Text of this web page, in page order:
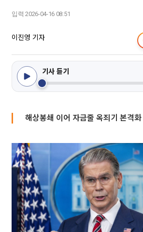
입력 2026-04-16 08:51
이진영 기자
기사 듣기
해상봉쇄 이어 자금줄 옥죄기 본격화